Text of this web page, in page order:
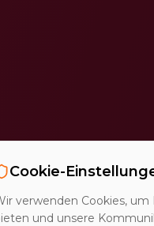
Cookie-
verwenden Cookies,
und unsere